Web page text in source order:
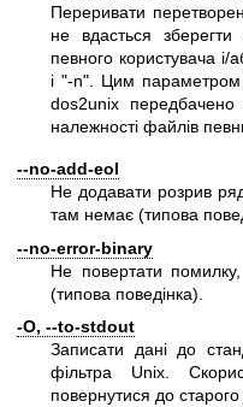
Переривати
не вдасться
певного користувача
і "-n". Цим параметром
dos2unix передбачено
належності файлів
--no-add-eol
Не додавати розрив
там немає (типова
--no-error-binary
Не повертати
(типова поведінка).
-O, --to-stdout
Записати дані до
фільтра Unix.
повернутися до